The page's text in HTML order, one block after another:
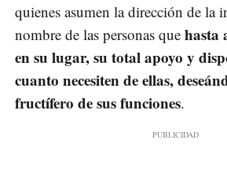
quienes asumen la dirección de la
nombre de las personas que hasta
en su lugar, su total apoyo y
cuanto necesiten de ellas,
fructífero de sus funciones.